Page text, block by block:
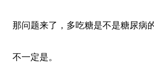
那问题来了，多吃糖是不是糖尿病
不一定是。